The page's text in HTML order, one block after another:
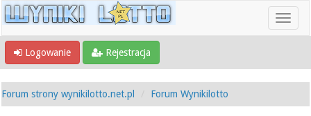
Logowanie Rejestracja
Forum strony wynikilotto.net.pl Forum Wynikilotto